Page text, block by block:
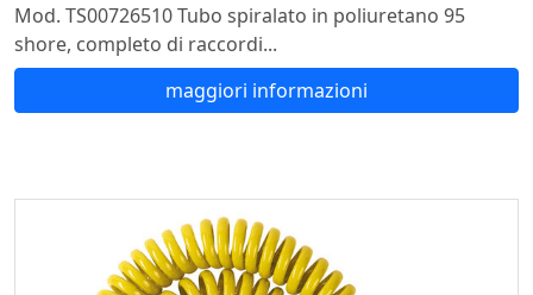
Mod. TS00726510 Tubo spiralato in poliuretano 95
shore, completo di raccordi...
maggiori informazioni